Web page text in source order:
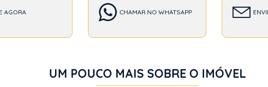
AGORA CHAMAR NO WHATSAPP
UM POUCO MAIS SOBRE O IMÓVEL